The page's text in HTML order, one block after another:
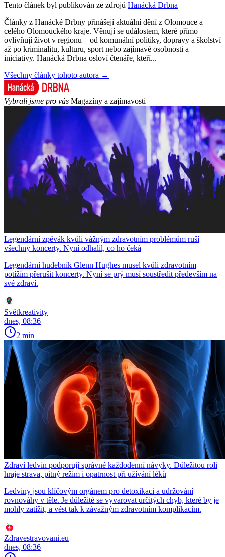
Tento článek byl publikován ze zdrojů Hanácká Drbna
Články z Hanácké Drbny přinášejí aktuální dění z Olomouce a
celého Olomouckého kraje. Věnují se událostem, které přímo
ovlivňují život v regionu – od komunální politiky, dopravy a školství
až po kriminalitu, kulturu, sport nebo zajímavé osobnosti a
iniciativy. Hanácká Drbna osloví čtenáře, kteří...
Všechny články tohoto autora →
Vybrali jsme pro vás Magazíny a zajímavosti
Legendární zpěvák kvůli vážným zdravotním problémům ruší
všechny koncerty. Nyní odhalil, co ho čeká
Legendární hudebník Glenn Hughes musel kvůli zdravotním
potížím přerušit koncerty. Nyní se prý musí soustředit především na
své zdraví.
Světkreativity
dnes, 08:36
2 min
Zdraví ledvin podporují správné každodenní návyky. Důležitou roli
hraje strava, pitný režim i opatrnost při užívání léků
Ledviny jsou klíčovým orgánem pro detoxikaci a udržování
rovnováhy v těle. Je důležité se vyvarovat určitých chyb, které by je
mohly zatížit, a vést tak k závažným zdravotním komplikacím.
Zdravestravovani.eu
dnes, 08:36